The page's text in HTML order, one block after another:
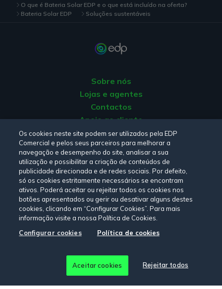
O que é Bateria Solar EDP e o que está incluído na oferta?
Bateria Solar EDP
Soluções sustentáveis
Sobre nós
Lojas e agentes
Contactos
Apoio ao cliente
Origem da energia
Livro de reclamações
Consulte a nossa Política de privacidade, Política de cookies
Termos e CondiçõeseDeclaração de Acessibilidade.
Siga-nos:
© Copyright 2026 - EDP Comercial. Todos os direitos
reservados
Os cookies neste site podem ser utilizados pela EDP
Comercial e pelos seus parceiros para melhorar a
navegação e desempenho do site, analisar a sua
utilização e possibilitar a criação de conteúdos de
publicidade direcionada e de redes sociais. Por defeito,
só os cookies estritamente necessários se encontram
ativos. Poderá aceitar ou rejeitar todos os cookies nos
botões apresentados ou gerir ou desativar alguns destes
cookies, clicando em “Configurar Cookies”. Para mais
informação visite a nossa Política de Cookies.
Configurar cookies
Política de cookies
Rejeitar todos
Aceitar cookies